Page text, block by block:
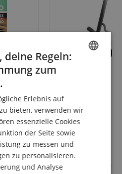
Light
53
FRENCH
ITALIAN
SPANISH
deine Regeln:
zum
Erlebnis auf
bieten, verwenden wir
essenzielle Cookies
der Seite sowie
zu messen und
zu personalisieren.
und Analyse